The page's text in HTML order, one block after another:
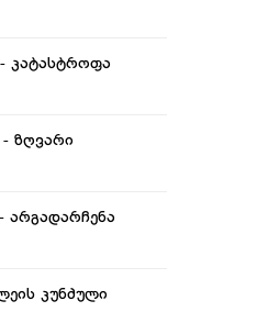
სემუელ ბეკეტი - კატასტროფა
სილვია პლათი - ზღვარი
პაატა შამუგია - არგადარჩენა
- აილეის კუნძული